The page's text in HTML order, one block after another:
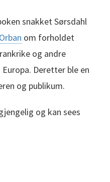
snakket Sørsdahl
om forholdet
og andre
Deretter ble en
og publikum.
og kan sees